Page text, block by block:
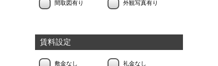
間取図有り 外観写真有り
賃料設定
敷金なし 礼金なし